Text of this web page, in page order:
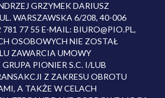
GRZYMEK DARIUSZ
WARSZAWSKA 6/208, 40-006
77 55 E-MAIL: BIURO@PIO.PL,
OSOBOWYCH NIE ZOSTAŁ
ZAWARCIA UMOWY
PIONIER S.C. I/LUB
Z ZAKRESU OBROTU
A TAKŻE W CELACH